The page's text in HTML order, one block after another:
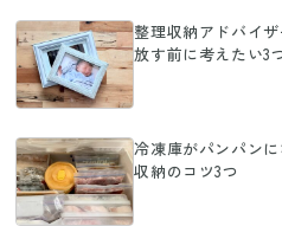
整理収納アドバイ
放す前に考えたい3
冷凍庫がパンパン
収納のコツ3つ